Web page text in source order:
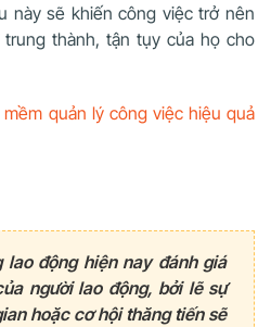
này sẽ khiến công việc trở nên
thành, tận tụy của họ cho
quản lý công việc hiệu quả
lao động hiện nay đánh giá
người lao động, bởi lẽ sự
hoặc cơ hội thăng tiến sẽ